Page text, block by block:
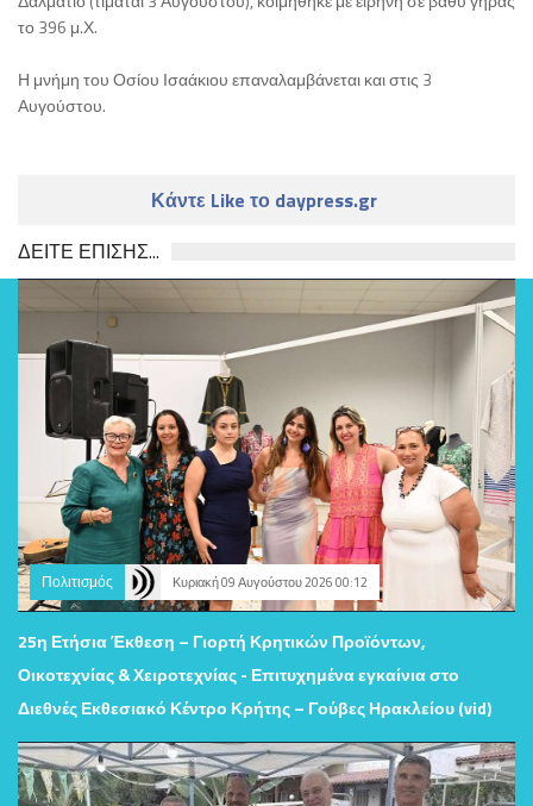
το 396 μ.Χ.
Η μνήμη του Οσίου Ισαάκιου επαναλαμβάνεται και στις 3
Αυγούστου.
Κάντε Like το daypress.gr
ΔΕΙΤΕ ΕΠΙΣΗΣ...
Πολιτισμός Κυριακή 09 Αυγούστου 2026 00:12
25η Ετήσια Έκθεση – Γιορτή Κρητικών Προϊόντων,
Οικοτεχνίας & Χειροτεχνίας - Επιτυχημένα εγκαίνια στο
Διεθνές Εκθεσιακό Κέντρο Κρήτης – Γούβες Ηρακλείου (vid)